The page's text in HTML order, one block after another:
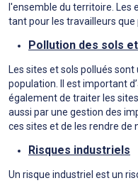
l'ensemble du territoire.
tant pour les travailleurs que
Pollution des sols
Les sites et sols pollués
population. Il est important
également de traiter les
aussi par une gestion des
ces sites et de les rendre de
Risques industriels
Un risque industriel est un